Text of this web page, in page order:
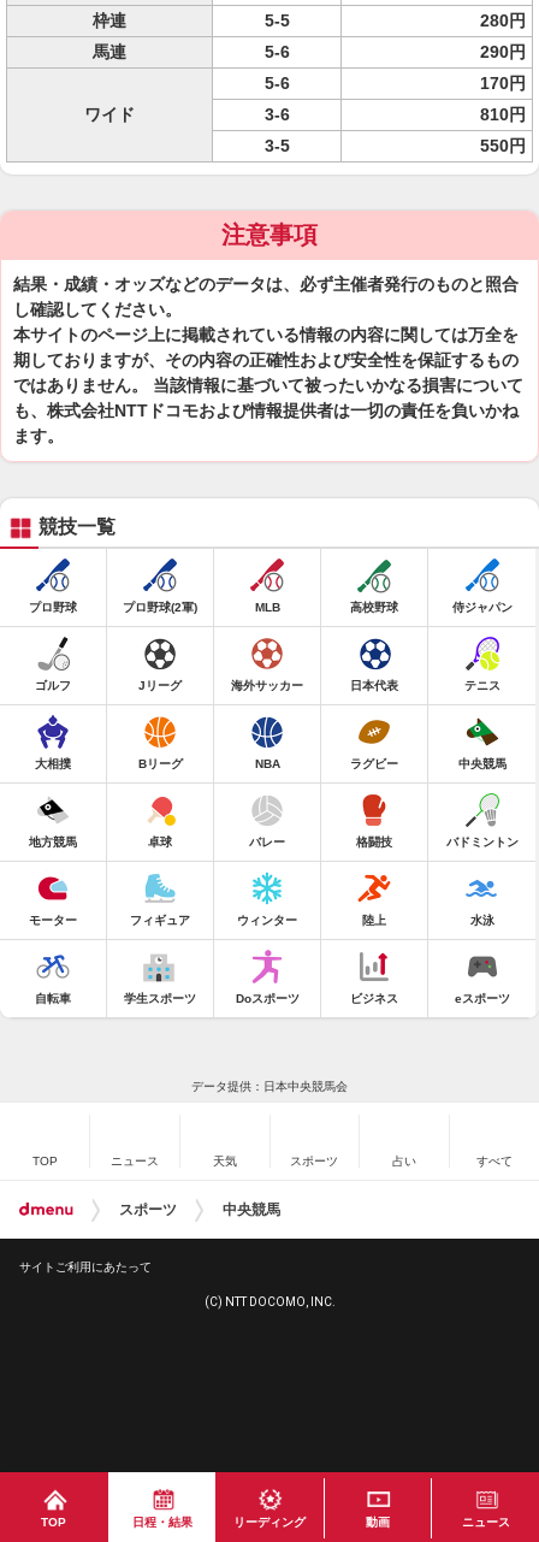
枠連
5-5
280円
馬連
5-6 290円
ワイド
5-6
170円
3-6
810円
3-5
550円
注意事項
結果・成績・オッズなどのデータは、必ず主催者発行のものと照合
し確認してください。
本サイトのページ上に掲載されている情報の内容に関しては万全を
期しておりますが、その内容の正確性および安全性を保証するもの
ではありません。 当該情報に基づいて被ったいかなる損害について
も、株式会社NTTドコモおよび情報提供者は一切の責任を負いかね
ます。
TOP 日程・結果 リーディング 動画 ニュース
競技一覧
プロ野球 プロ野球(2軍) MLB 高校野球 侍ジャパン
ゴルフ Jリーグ 海外サッカー 日本代表 テニス
大相撲 Bリーグ NBA ラグビー 中央競馬
地方競馬 卓球 バレー 格闘技 バドミントン
モーター フィギュア ウィンター 陸上 水泳
自転車 学生スポーツ Doスポーツ ビジネス eスポーツ
データ提供：日本中央競馬会
TOP ニュース 天気 スポーツ 占い すべて
スポーツ 中央競馬
サイトご利用にあたって
(C) NTT DOCOMO, INC.